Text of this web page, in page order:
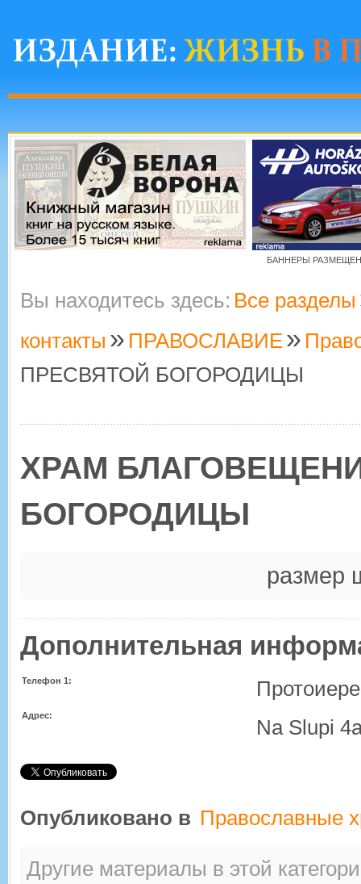
БАННЕРЫ РАЗМЕЩЕНЫ
Вы находитесь здесь: Все разделы
контакты » ПРАВОСЛАВИЕ»
ПРЕСВЯТОЙ БОГОРОДИЦЫ
ХРАМ
БОГОРОДИЦЫ
размер
Дополнительная
Телефон 1:
Адрес: Na Slupi
Опубликовано в Православные
Другие материалы в этой